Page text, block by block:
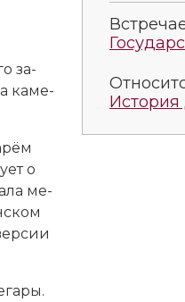
за­
ка­ме­
о
ме­